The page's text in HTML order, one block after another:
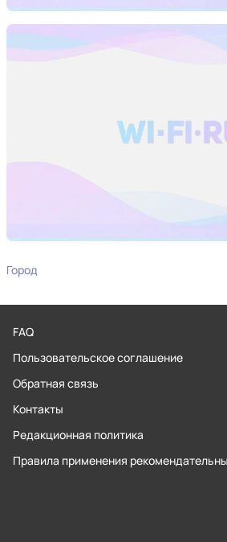
Город
FAQ
Пользовательское соглашение
Обратная связь
Контакты
Редакционная политика
Правила применения